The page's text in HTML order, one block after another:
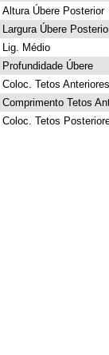
Altura Úbere Posterior
Largura Úbere
Lig. Médio
Profundidade Úbere
Coloc. Tetos Anteriores
Comprimento Tetos
Coloc. Tetos